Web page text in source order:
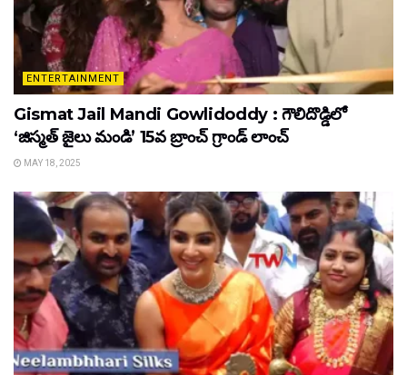
ENTERTAINMENT
Gismat Jail Mandi Gowlidoddy : గౌలిదొడ్డిలో
‘జిస్మత్ జైలు మండి’ 15వ బ్రాంచ్ గ్రాండ్ లాంచ్
MAY 18, 2025